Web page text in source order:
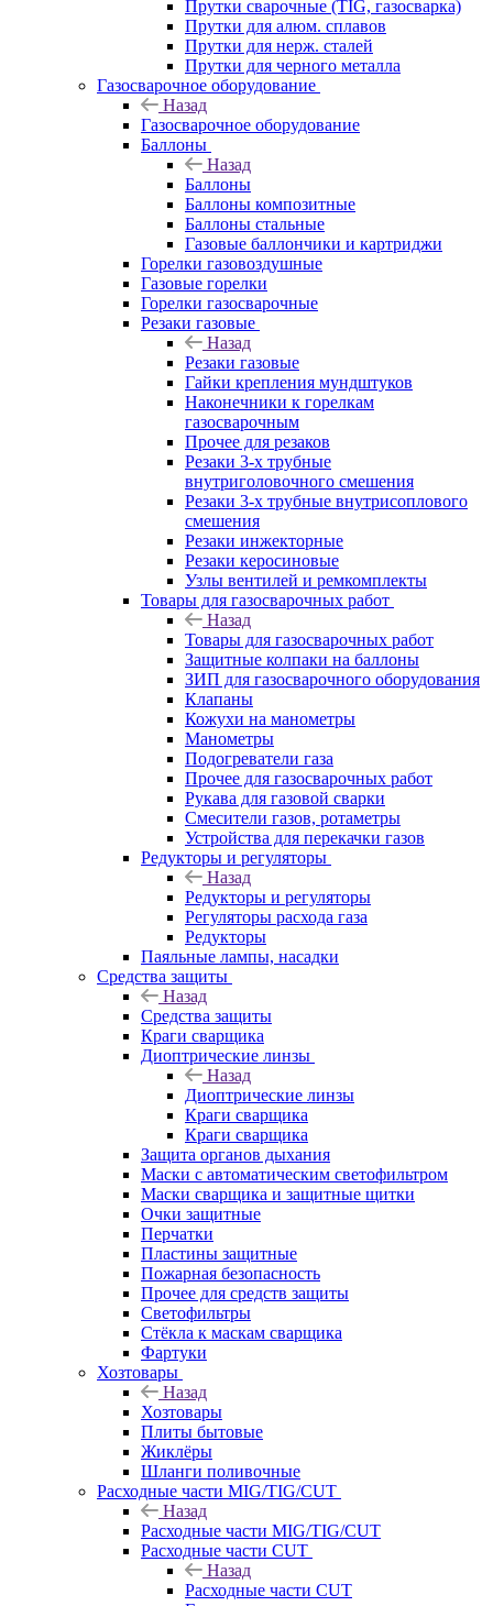
Прутки сварочные (TIG, газосварка)
Прутки для алюм. сплавов
Прутки для нерж. сталей
Прутки для черного металла
Газосварочное оборудование
Назад
Газосварочное оборудование
Баллоны
Назад
Баллоны
Баллоны композитные
Баллоны стальные
Газовые баллончики и картриджи
Горелки газовоздушные
Газовые горелки
Горелки газосварочные
Резаки газовые
Назад
Резаки газовые
Гайки крепления мундштуков
Наконечники к горелкам
газосварочным
Прочее для резаков
Резаки 3-х трубные
внутриголовочного смешения
Резаки 3-х трубные внутрисоплового
смешения
Резаки инжекторные
Резаки керосиновые
Узлы вентилей и ремкомплекты
Товары для газосварочных работ
Назад
Товары для газосварочных работ
Защитные колпаки на баллоны
ЗИП для газосварочного оборудования
Клапаны
Кожухи на манометры
Манометры
Подогреватели газа
Прочее для газосварочных работ
Рукава для газовой сварки
Смесители газов, ротаметры
Устройства для перекачки газов
Редукторы и регуляторы
Назад
Редукторы и регуляторы
Регуляторы расхода газа
Редукторы
Паяльные лампы, насадки
Средства защиты
Назад
Средства защиты
Краги сварщика
Диоптрические линзы
Назад
Диоптрические линзы
Краги сварщика
Краги сварщика
Защита органов дыхания
Маски с автоматическим светофильтром
Маски сварщика и защитные щитки
Очки защитные
Перчатки
Пластины защитные
Пожарная безопасность
Прочее для средств защиты
Светофильтры
Стёкла к маскам сварщика
Фартуки
Хозтовары
Назад
Хозтовары
Плиты бытовые
Жиклёры
Шланги поливочные
Расходные части MIG/TIG/CUT
Назад
Расходные части MIG/TIG/CUT
Расходные части CUT
Назад
Расходные части CUT